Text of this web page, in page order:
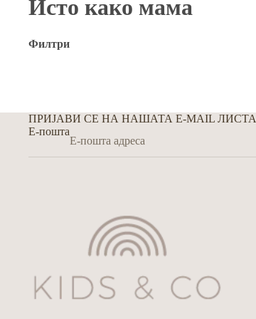
Исто како мама
Филтри
ПРИЈАВИ СЕ НА НАШАТА E-MAIL ЛИСТА
Е-пошта